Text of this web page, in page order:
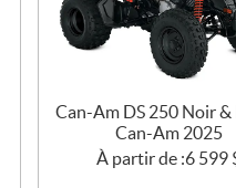
Can-Am DS 250 Noir &
Can-Am 2025
À partir de :6 599